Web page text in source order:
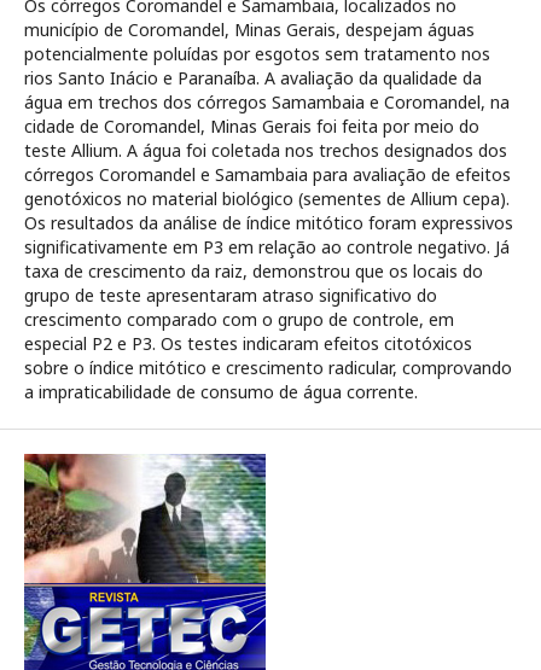
Os córregos Coromandel e Samambaia, localizados no
município de Coromandel, Minas Gerais, despejam águas
potencialmente poluídas por esgotos sem tratamento nos
rios Santo Inácio e Paranaíba. A avaliação da qualidade da
água em trechos dos córregos Samambaia e Coromandel, na
cidade de Coromandel, Minas Gerais foi feita por meio do
teste Allium. A água foi coletada nos trechos designados dos
córregos Coromandel e Samambaia para avaliação de efeitos
genotóxicos no material biológico (sementes de Allium cepa).
Os resultados da análise de índice mitótico foram expressivos
significativamente em P3 em relação ao controle negativo. Já
taxa de crescimento da raiz, demonstrou que os locais do
grupo de teste apresentaram atraso significativo do
crescimento comparado com o grupo de controle, em
especial P2 e P3. Os testes indicaram efeitos citotóxicos
sobre o índice mitótico e crescimento radicular, comprovando
a impraticabilidade de consumo de água corrente.